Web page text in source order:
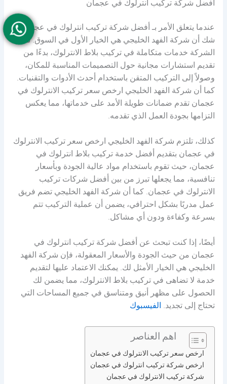
أفضل شركة تركيب انترلوك في عجمان
عندما يتعلق الأمر بـ أفضل شركة تركيب انترلوك في عجمان، لا
شك أن شركة الفهد الخليجي هي الخيار الأول في السوق. تقدم
الشركة خدمات متكاملة في تركيب بلاط الانترلوك، بدءًا من
تقديم استشارات مجانية حول التصميمات المناسبة للمكان،
وصولاً إلى التركيب المتقن باستخدام أحدث الأدوات والتقنيات.
كما أن شركة الفهد الخليجي ارخص سعر تركيب الانترلوك في
عجمان تقدم ضمانات طويلة الأمد على خدماتها، مما يعكس
التزامها بجودة العمل الذي تقدمه.
كذلك، تلتزم شركة الفهد الخليجي ارخص سعر تركيب الانترلوك
في عجمان بتقديم أفضل خدمة تركيب بلاط انترلوك في
عجمان، حيث تقوم باستخدام مواد عالية الجودة وبأسعار
تنافسية، مما يجعلها تبرز من بين أفضل شركات تركيب
الانترلوك في عجمان. كما أن شركة الفهد الخليجي تضم فريق
عمل مدربًا بشكل احترافي، يضمن أن عملية التركيب تتم
بسرعة وكفاءة ودون أي مشاكل.
أيضًا، إذا كنت تبحث عن أفضل شركة تركيب انترلوك في
عجمان من حيث الجودة والأسعار المعقولة، فإن شركة الفهد
الخليجي هي الخيار الأمثل لك. يمكنك الاعتماد عليها لتقديم
خدمة لا تضاهى في تركيب بلاط الانترلوك، مما يضمن لك
الحصول على مظهر أنيق ومتناسق في جميع المساحات التي
تحتاج إلى تجديد. الفيسبوك
اهم العناصر
ارخص سعر تركيب الانترلوك في عجمان
ارخص شركة تركيب انترلوك في عجمان
شركة تركيب الانترلوك في عجمان